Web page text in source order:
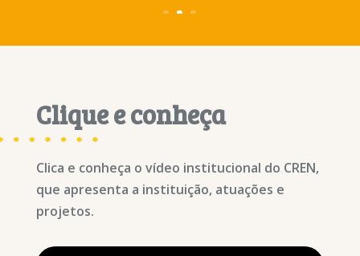
Clique e conheça
Clica e conheça o vídeo institucional do CREN,
que apresenta a instituição, atuações e
projetos.